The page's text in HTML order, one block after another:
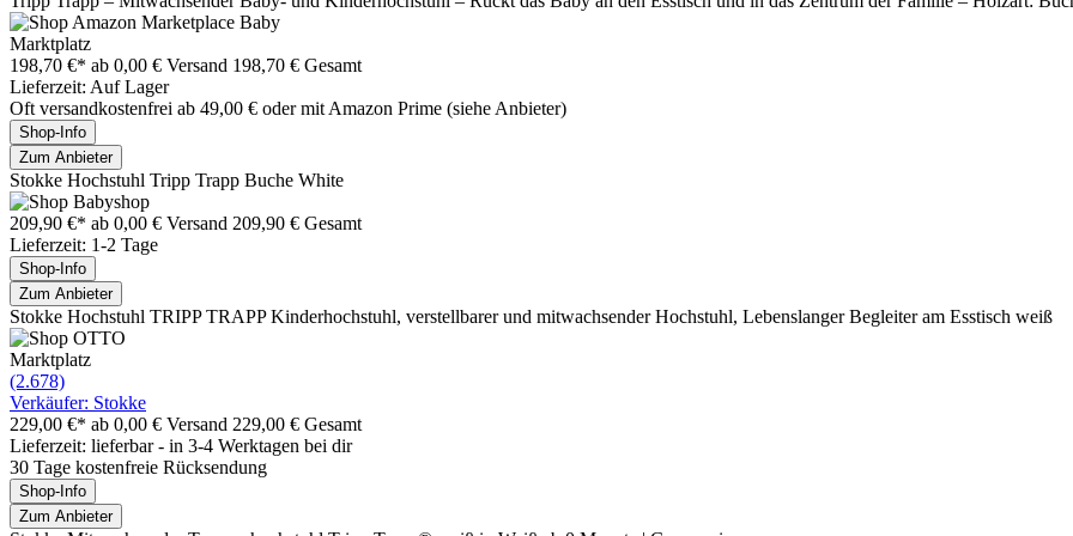
Marktplatz
198,70 €* ab 0,00 € Versand 198,70 € Gesamt
Lieferzeit: Auf Lager
Oft versandkostenfrei ab 49,00 € oder mit Amazon Prime (siehe Anbieter)
Shop-Info
Zum Anbieter
Stokke Hochstuhl Tripp Trapp Buche White
209,90 €* ab 0,00 € Versand 209,90 € Gesamt
Lieferzeit: 1-2 Tage
Shop-Info
Zum Anbieter
Stokke Hochstuhl TRIPP TRAPP Kinderhochstuhl, verstellbarer und mitwachsender Hochstuhl, Lebenslanger Begleiter am Esstisch weiß
Marktplatz
(2.678)
Verkäufer: Stokke
229,00 €* ab 0,00 € Versand 229,00 € Gesamt
Lieferzeit: lieferbar - in 3-4 Werktagen bei dir
30 Tage kostenfreie Rücksendung
Shop-Info
Zum Anbieter